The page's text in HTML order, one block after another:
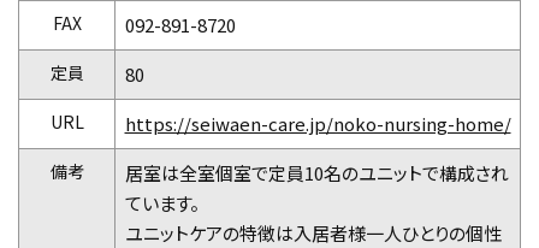
FAX 092-891-8720
定員 80
URL https://seiwaen-care.jp/noko-nursing-home/
備考
居室は全室個室で定員10名のユニットで構成され
ています。
ユニットケアの特徴は入居者様一人ひとりの個性